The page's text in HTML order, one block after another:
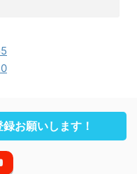
お願いします！